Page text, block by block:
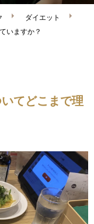
ダイエット
いますか？
てどこまで理